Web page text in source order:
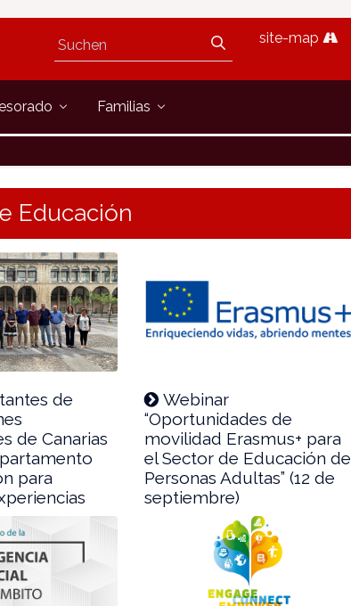
site-map
Familias
Educación
de
de Canarias
para
Webinar
“Oportunidades de
movilidad Erasmus+ para
el Sector de Educación de
Personas Adultas” (12 de
septiembre)